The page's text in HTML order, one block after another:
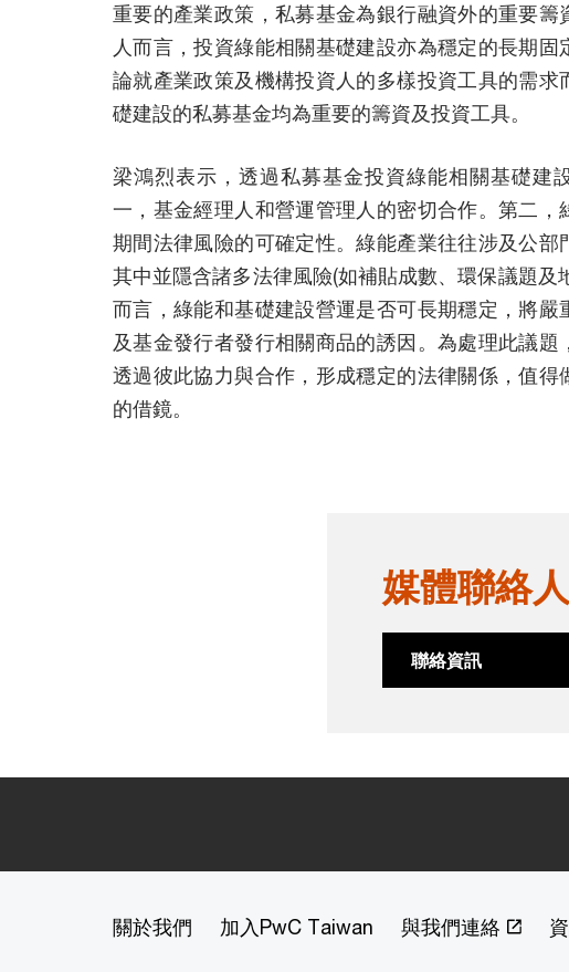
重要的產業政策，私募基金為銀行融資外的重要籌
人而言，投資綠能相關基礎建設亦為穩定的長期固
論就產業政策及機構投資人的多樣投資工具的需求
礎建設的私募基金均為重要的籌資及投資工具。
梁鴻烈表示，透過私募基金投資綠能相關基礎建
一，基金經理人和營運管理人的密切合作。第二，
期間法律風險的可確定性。綠能產業往往涉及公部
其中並隱含諸多法律風險(如補貼成數、環保議題及
而言，綠能和基礎建設營運是否可長期穩定，將嚴
及基金發行者發行相關商品的誘因。為處理此議題
透過彼此協力與合作，形成穩定的法律關係，值得
的借鏡。
媒體聯絡人
聯絡資訊
關於我們 加入PwC Taiwan 與我們連絡